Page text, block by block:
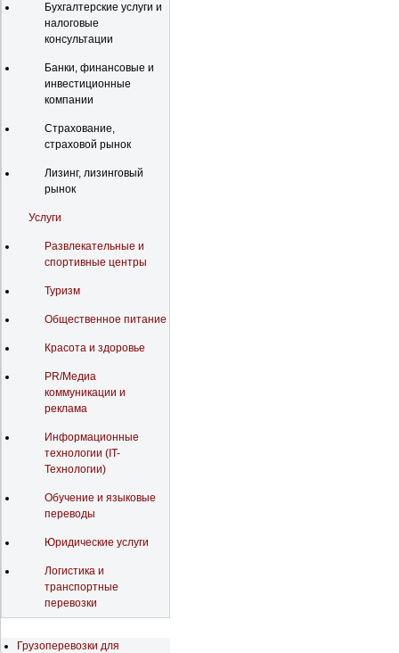
Бухгалтерские услуги и
налоговые
консультации
Банки, финансовые и
инвестиционные
компании
Страхование,
страховой рынок
Лизинг, лизинговый
рынок
Услуги
Развлекательные и
спортивные центры
Туризм
Общественное питание
Красота и здоровье
PR/Медиа
коммуникации и
реклама
Информационные
технологии (IT-
Технологии)
Обучение и языковые
переводы
Юридические услуги
Логистика и
транспортные
перевозки
Грузоперевозки для